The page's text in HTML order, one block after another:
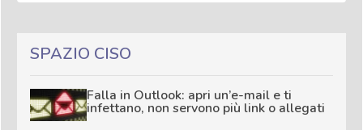
SPAZIO CISO
Falla in Outlook: apri un’e-mail e ti
infettano, non servono più link o allegati